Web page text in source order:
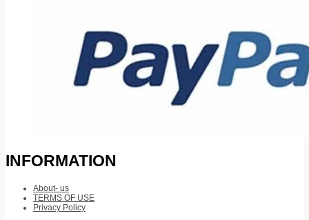
INFORMATION
About- us
TERMS OF USE
Privacy Policy